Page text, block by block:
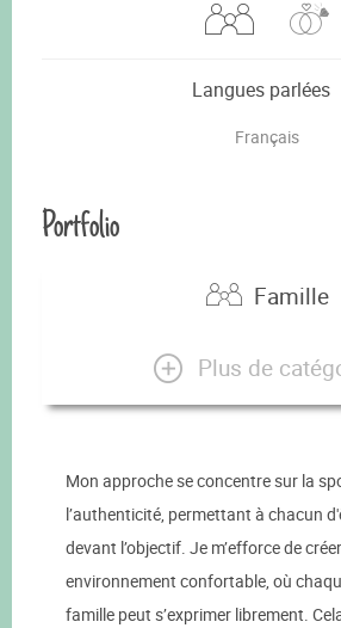
Langues parlées
Français
Portfolio
Famille
Plus de
Mon approche se concentre sur la
l’authenticité, permettant à chacun
devant l’objectif. Je m’efforce de
environnement confortable, où
famille peut s’exprimer librement.